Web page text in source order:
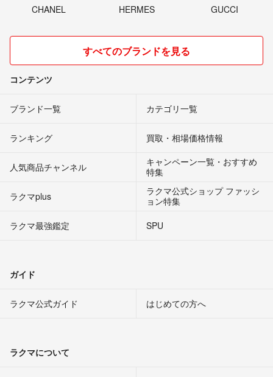
CHANEL HERMES GUCCI
すべてのブランドを見る
コンテンツ
ブランド一覧 カテゴリ一覧
ランキング 買取・相場価格情報
人気商品チャンネル
キャンペーン一覧・おすすめ
特集
ラクマplus
ラクマ公式ショップ ファッシ
ョン特集
ラクマ最強鑑定
SPU
ガイド
ラクマ公式ガイド はじめての方へ
ラクマについて